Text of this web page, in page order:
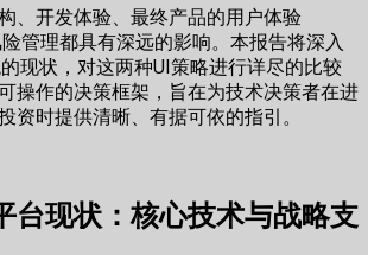
、开发体验、最终产品的用户体验
险管理都具有深远的影响。本报告将深入
现状，对这两种UI策略进行详尽的比较
操作的决策框架，旨在为技术决策者在进
资时提供清晰、有据可依的指引。
台现状：核心技术与战略支